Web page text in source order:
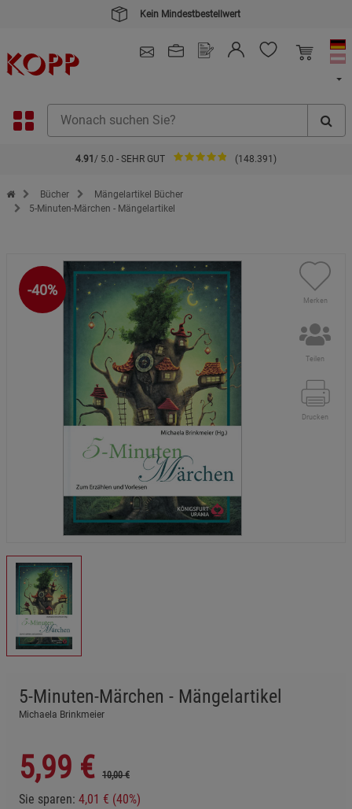
Kein Mindestbestellwert
4.91 / 5.0 - SEHR GUT (148.391)
Zur Startseite des Kopp Verlag Online-Shop
Bücher
Mängelartikel Bücher
5-Minuten-Märchen - Mängelartikel
-40%
Merken
Teilen
Drucken
5-Minuten-Märchen - Mängelartikel
Michaela Brinkmeier
5,99 € 10,00 €
Sie sparen: 4,01 € (40%)